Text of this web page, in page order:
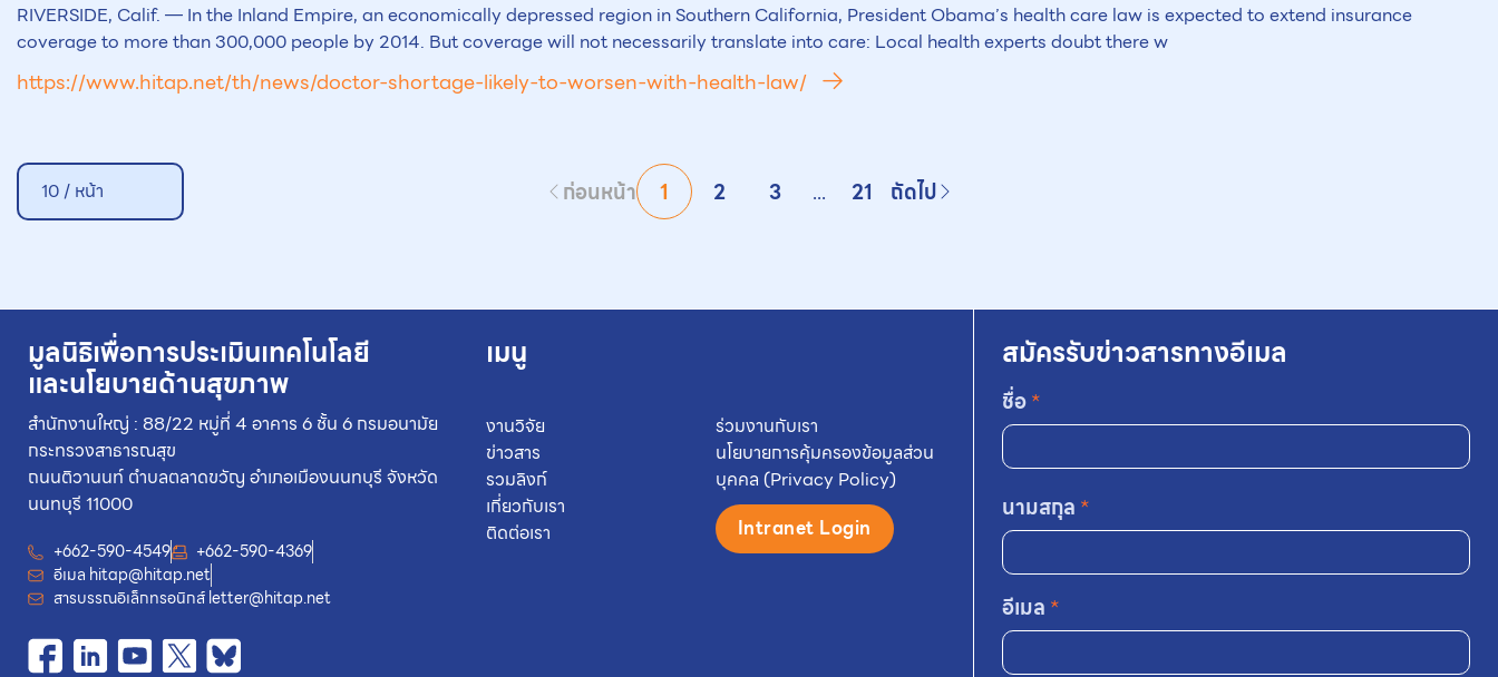
RIVERSIDE, Calif. — In the Inland Empire, an economically depressed region in Southern California, President Obama’s health care law is expected to extend insurance
coverage to more than 300,000 people by 2014. But coverage will not necessarily translate into care: Local health experts doubt there w
https://www.hitap.net/th/news/doctor-shortage-likely-to-worsen-with-health-law/
10 / หน้า ก่อนหน้า 1 2 3 ... 21 ถัดไป
มูลนิธิเพื่อการประเมินเทคโนโลยี
และนโยบายด้านสุขภาพ
สำนักงานใหญ่ : 88/22 หมู่ที่ 4 อาคาร 6 ชั้น 6 กรมอนามัย
กระทรวงสาธารณสุข
ถนนติวานนท์ ตำบลตลาดขวัญ อำเภอเมืองนนทบุรี จังหวัด
นนทบุรี 11000
+662-590-4549
+662-590-4369
อีเมล hitap@hitap.net
สารบรรณอิเล็กทรอนิกส์letter@hitap.net
เมนู
งานวิจัย
ข่าวสาร
รวมลิงก์
เกี่ยวกับเรา
ติดต่อเรา
ร่วมงานกับเรา
นโยบายการคุ้มครองข้อมูลส่วน
บุคคล (Privacy Policy)
Intranet Login
สมัครรับข่าวสารทางอีเมล
ชื่อ*
นามสกุล *
อีเมล *